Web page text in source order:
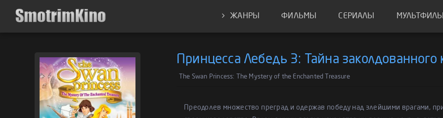
ЖАНРЫ ФИЛЬМЫ СЕРИАЛЫ
Принцесса Лебедь 3: Тайна заколдованного
The Swan Princess: The Mystery of the Enchanted Treasure
Преодолев множество преград и одержав победу над злейшими врагами,